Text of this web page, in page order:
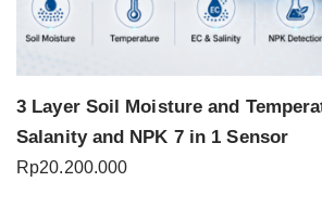
3 Layer Soil Moisture and
Salanity and NPK 7 in 1 Sensor
Rp20.200.000